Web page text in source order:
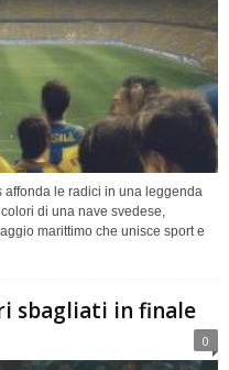
le radici in una leggenda
di una nave svedese,
marittimo che unisce sport e
sbagliati in finale
0